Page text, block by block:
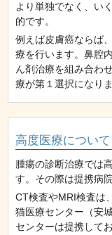
より単独でなく、い
的です。
例えば皮膚癌ならば
療を行います。鼻腔
ん剤治療を組み合わ
療が第１選択になりま
高度医療について
腫瘍の診断治療では
す。その際は提携病
CT検査やMRI検査は
猫医療センター（安
センターは提携して